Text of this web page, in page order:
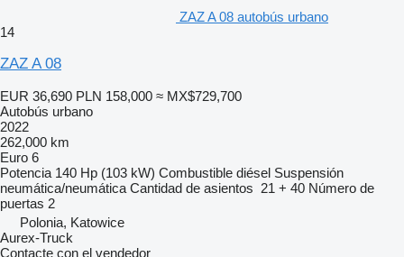
ZAZ A 08 autobús urbano
14
ZAZ A 08
EUR 36,690 PLN 158,000 ≈ MX$729,700
Autobús urbano
2022
262,000 km
Euro 6
Potencia 140 Hp (103 kW) Combustible diésel Suspensión
neumática/neumática Cantidad de asientos 21 + 40 Número de
puertas 2
Polonia, Katowice
Aurex-Truck
Contacte con el vendedor